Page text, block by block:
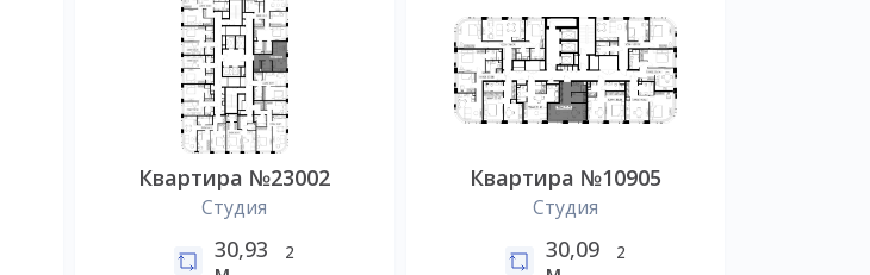
Квартира №23002
Студия
30,93
2
Квартира №10905
Студия
30,09
2